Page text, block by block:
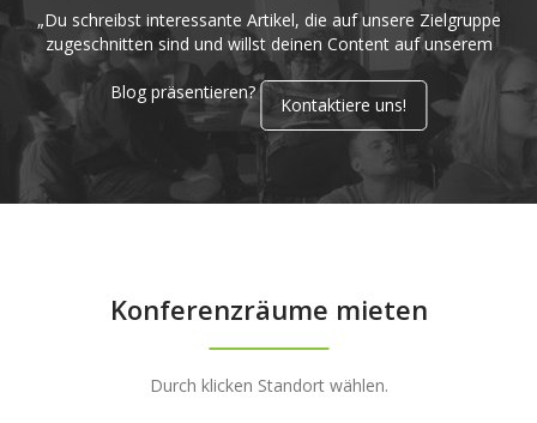
„Du schreibst interessante Artikel, die auf unsere Zielgruppe
zugeschnitten sind und willst deinen Content auf unserem
Blog präsentieren?
Kontaktiere uns!
Konferenzräume mieten
Durch klicken Standort wählen.